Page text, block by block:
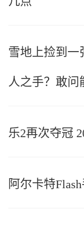
雪地上捡到一
人之手？敢问
乐2再次夺冠
阿尔卡特